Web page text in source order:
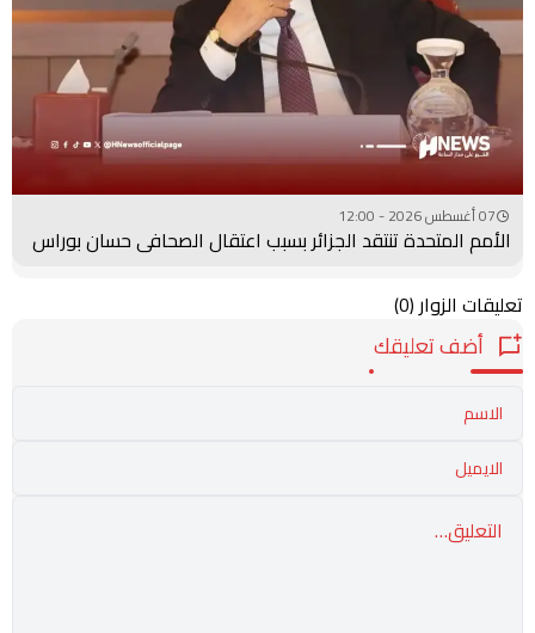
07 أغسطس 2026 - 12:00
الأمم المتحدة تنتقد الجزائر بسبب اعتقال الصحافي حسان بوراس
تعليقات الزوار (0)
أضف تعليقك